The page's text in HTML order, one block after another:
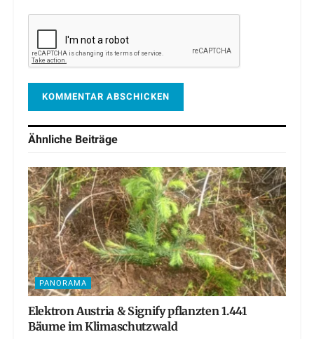
Ähnliche Beiträge
PANORAMA
Elektron Austria & Signify pflanzten 1.441
Bäume im Klimaschutzwald